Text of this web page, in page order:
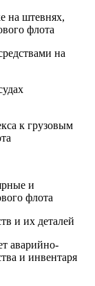
на штевнях,
флота
на
к грузовым
и
флота
и их деталей
аварийно-
и инвентаря